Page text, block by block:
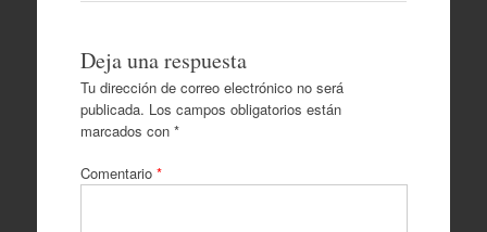
Deja una respuesta
Tu dirección de correo electrónico no será
publicada. Los campos obligatorios están
marcados con *
Comentario *